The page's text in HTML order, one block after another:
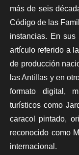
más de seis
Código de las
instancias. En
artículo referido a
de producción
las Antillas y en
formato digital,
turísticos como
caracol pintado,
reconocido como
internacional.